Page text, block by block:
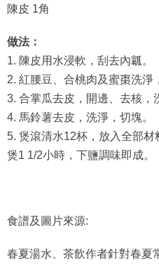
陳皮 1角
做法：
1. 陳皮用水浸軟，刮去內瓤。
2. 紅腰豆、合桃肉及蜜棗洗淨
3. 合掌瓜去皮，開邊、去核，
4. 馬鈴薯去皮，洗淨，切塊。
5. 煲滾清水12杯，放入全部
煲1 1/2小時，下鹽調味即成。
食譜及圖片來源:
春夏湯水、茶飲作者針對春夏